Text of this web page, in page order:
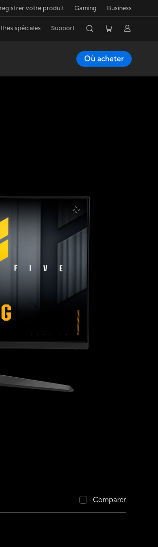
votre produit Gaming Business
spéciales Support
Où acheter
Comparer